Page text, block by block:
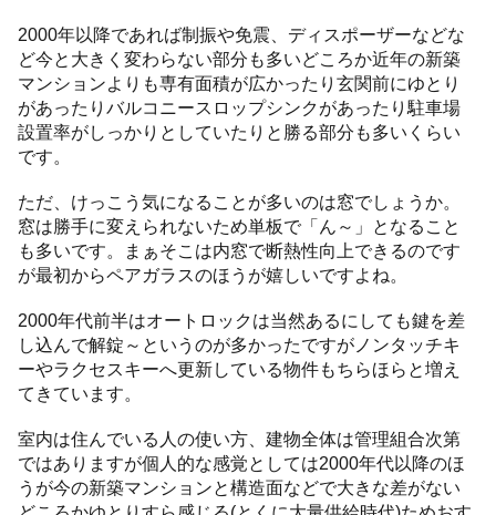
2000年以降であれば制振や免震、ディスポーザーなどな
ど今と大きく変わらない部分も多いどころか近年の新築
マンションよりも専有面積が広かったり玄関前にゆとり
があったりバルコニースロップシンクがあったり駐車場
設置率がしっかりとしていたりと勝る部分も多いくらい
です。
ただ、けっこう気になることが多いのは窓でしょうか。
窓は勝手に変えられないため単板で「ん～」となること
も多いです。まぁそこは内窓で断熱性向上できるのです
が最初からペアガラスのほうが嬉しいですよね。
2000年代前半はオートロックは当然あるにしても鍵を差
し込んで解錠～というのが多かったですがノンタッチキ
ーやラクセスキーへ更新している物件もちらほらと増え
てきています。
室内は住んでいる人の使い方、建物全体は管理組合次第
ではありますが個人的な感覚としては2000年代以降のほ
うが今の新築マンションと構造面などで大きな差がない